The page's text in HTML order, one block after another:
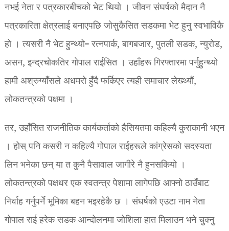
नभई नेता र पत्रकारबीचको भेट थियो । जीवन संघर्षको मैदान नै
पत्रकारिता क्षेत्रलाई बनाएपछि जोसुकैसित सडकमा भेट हुनु स्वभाविकै
हो । त्यसरी नै भेट हुन्थ्यो– रत्नपार्क, बागबजार, पुतली सडक, न्युरोड,
असन, इन्द्रचोकतिर गोपाल राईसित । उहाँहरू गिरफ्तारमा पर्नुहुन्थ्यो
हामी अश्रुग्याँसले अधमरो हुँदै फर्किएर त्यही समाचार लेख्थ्यौं,
लोकतन्त्रको पक्षमा ।
तर, उहाँसित राजनीतिक कार्यकर्ताको हैसियतमा कहिल्यै कुराकानी भएन
। होस् पनि कसरी न कहिल्यै गोपाल राईहरूले कांग्रेसको सदस्यता
लिन भनेका छन् या त कुनै पैसावाल जागीरे नै हुनसकियो ।
लोकतन्त्रको पक्षधर एक स्वतन्त्र पेशामा लागेपछि आफ्नो ठाउँबाट
निर्वाह गर्नुपर्ने भूमिका बहन भइरहेकै छ । संघर्षको एउटा नाम नेता
गोपाल राई हरेक सडक आन्दोलनमा जोशिला हात मिलाउन भने चुक्नु